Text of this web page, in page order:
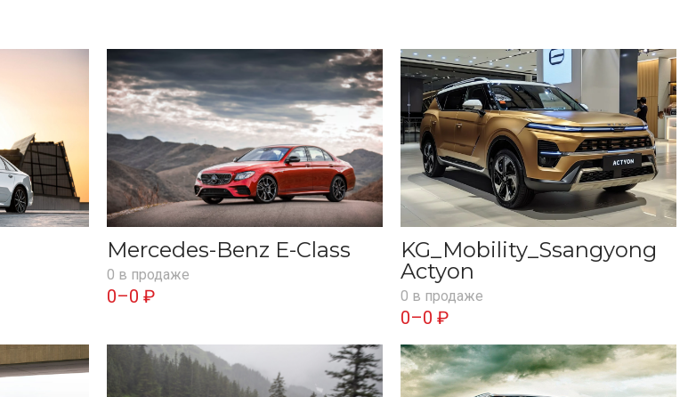
Mercedes-Benz E-Class
0 в продаже
0–0 ₽
KG_Mobility_Ssangyong
Actyon
0 в продаже
0–0 ₽